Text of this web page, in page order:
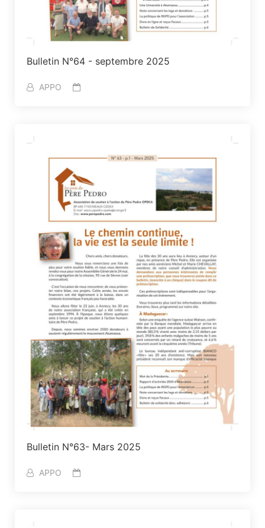
Bulletin N°64 - septembre 2025
APPO
Bulletin N°63- Mars 2025
APPO